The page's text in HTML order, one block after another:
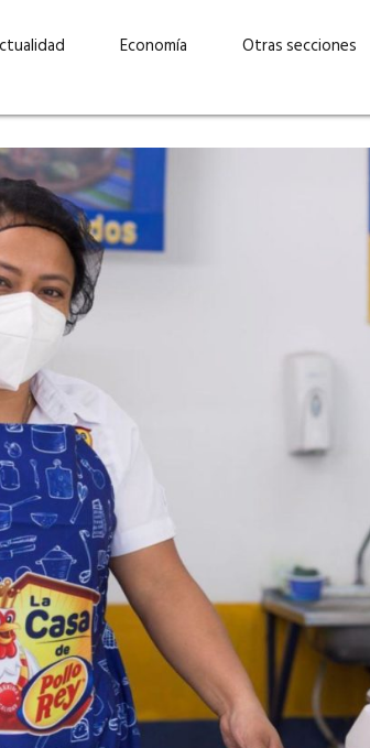
“Invertir con propósito:
cómo CBC impulsa su
crecimiento industrial a
través de la innovación y la
sostenibilidad”
EN PORTADA
Economía Otras secciones